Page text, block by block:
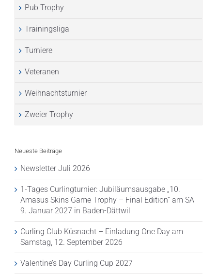
Pub Trophy
Trainingsliga
Turniere
Veteranen
Weihnachtsturnier
Zweier Trophy
Neueste Beiträge
Newsletter Juli 2026
1-Tages Curlingturnier: Jubiläumsausgabe „10.
Amasus Skins Game Trophy – Final Edition“ am SA
9. Januar 2027 in Baden-Dättwil
Curling Club Küsnacht – Einladung One Day am
Samstag, 12. September 2026
Valentine’s Day Curling Cup 2027